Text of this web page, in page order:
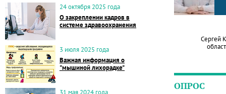
24 октября 2025 года
О закреплении кадров в
системе здравоохранения
3 июля 2025 года
Важная информация о
"мышиной лихорадке"
31 мая 2024 года
Сергей
ОПРОС